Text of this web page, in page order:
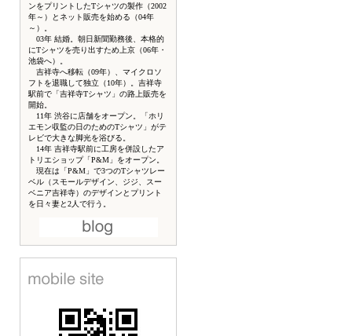
ンをプリントしたTシャツの製作（2002
年～）とネット販売を始める（04年
～）。
03年 結婚。朝日新聞勤務後、本格的
にTシャツを売り出すため上京（06年・
池袋へ）。
吉祥寺へ移転（09年）、マイクロソ
フトを退職して独立（10年）。吉祥寺
駅前で「吉祥寺Tシャツ」の路上販売を
開始。
11年 渋谷に店舗をオープン。「ホリ
エモン収監の日のためのTシャツ」がテ
レビで大きな脚光を浴びる。
14年 吉祥寺駅前に工房を併設したア
トリエショップ「P&M」をオープン。
現在は「P&M」で3つのTシャツレー
ベル（スモールデザイン、ジジ、スー
ベニア吉祥寺）のデザインとプリント
を日々妻と2人で行う。